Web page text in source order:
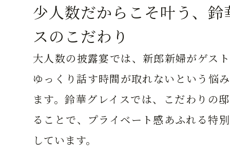
少人数だからこそ叶う、鈴
スのこだわり
大人数の披露宴では、新郎新婦がゲス
ゆっくり話す時間が取れないという悩
ます。鈴華グレイスでは、こだわりの
ることで、プライベート感あふれる特
しています。